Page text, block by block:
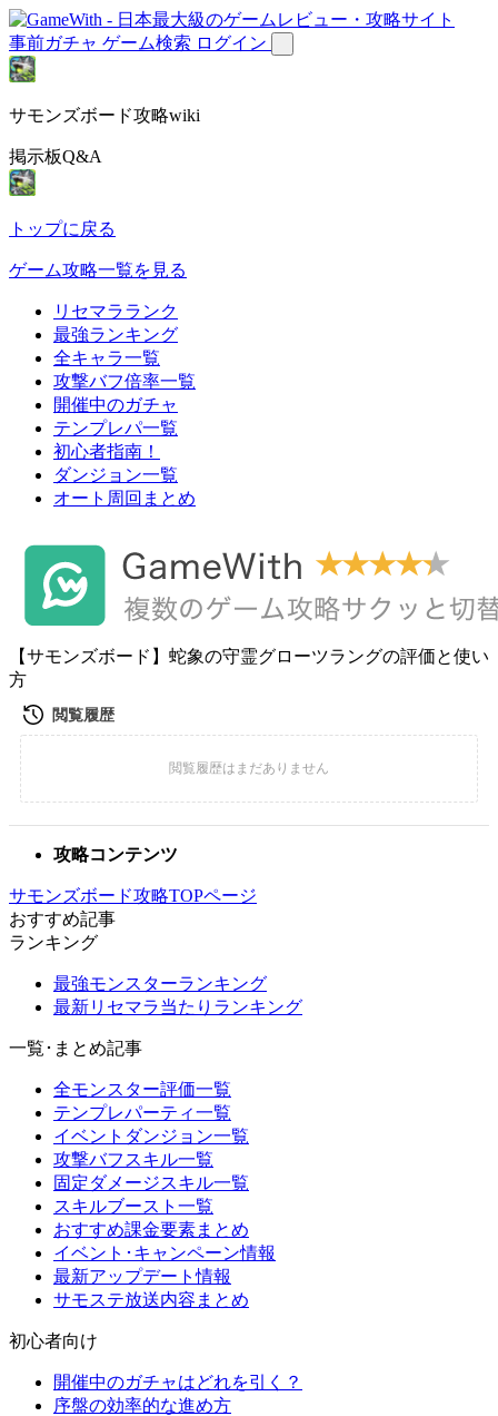
事前ガチャ ゲーム検索 ログイン
サモンズボード攻略wiki
掲示板Q&A
トップに戻る
ゲーム攻略一覧を見る
リセマラランク
最強ランキング
全キャラ一覧
攻撃バフ倍率一覧
開催中のガチャ
テンプレパ一覧
初心者指南！
ダンジョン一覧
オート周回まとめ
【サモンズボード】蛇象の守霊グローツラングの評価と使い
方
攻略コンテンツ
サモンズボード攻略TOPページ
おすすめ記事
ランキング
最強モンスターランキング
最新リセマラ当たりランキング
一覧･まとめ記事
全モンスター評価一覧
テンプレパーティ一覧
イベントダンジョン一覧
攻撃バフスキル一覧
固定ダメージスキル一覧
スキルブースト一覧
おすすめ課金要素まとめ
イベント･キャンペーン情報
最新アップデート情報
サモステ放送内容まとめ
初心者向け
開催中のガチャはどれを引く？
序盤の効率的な進め方